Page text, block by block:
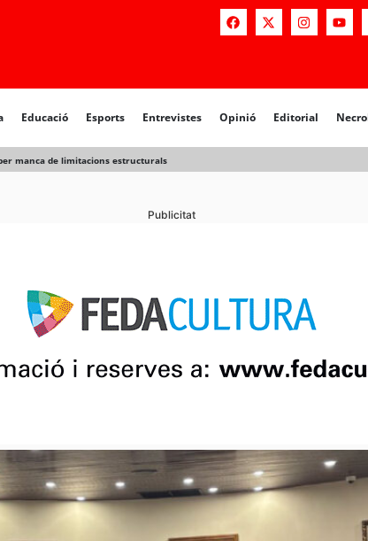
Educació Esports Entrevistes Opinió Editorial
manca de limitacions estructurals
Publicitat